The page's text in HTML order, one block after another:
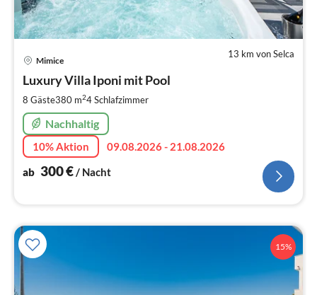
13 km von Selca
Mimice
Luxury Villa Iponi mit Pool
8 Gäste380 m24Schlafzimmer
Nachhaltig
10% Aktion
09.08.2026 - 21.08.2026
ab 300€/ Nacht
15%